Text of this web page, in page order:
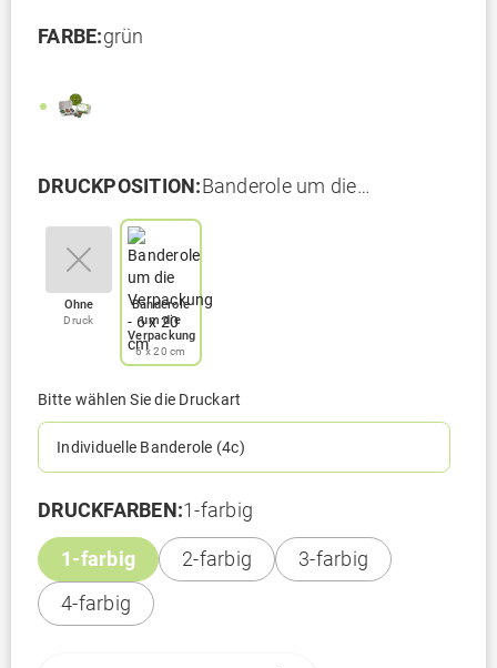
FARBE:grün
DRUCKPOSITION:Banderole um die
Ohne
Druck
Banderole
um die
Verpackung
6 x 20 cm
Bitte wählen Sie die Druckart
Individuelle Banderole (4c)
DRUCKFARBEN:1-farbig
1-farbig 2-farbig
3-farbig
4-farbig